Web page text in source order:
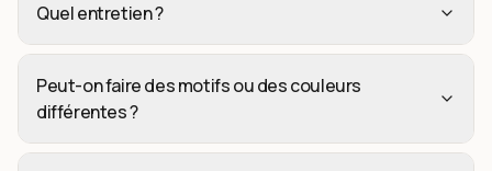
Quel entretien ?
Peut-on faire des motifs ou des couleurs
différentes ?